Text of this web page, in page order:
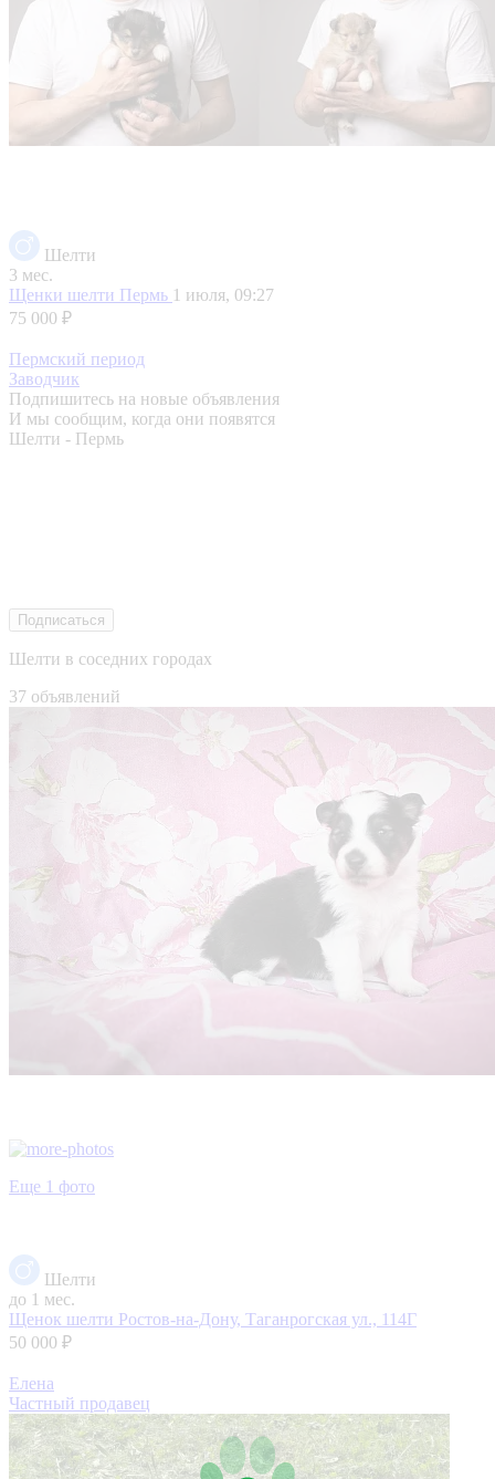
Шелти
3 мес.
Щенки шелти Пермь 1 июля, 09:27
75 000 ₽
Пермский период
Заводчик
Подпишитесь на новые объявления
И мы сообщим, когда они появятся
Шелти - Пермь
Подписаться
Шелти в соседних городах
37 объявлений
Еще 1 фото
Шелти
до 1 мес.
Щенок шелти Ростов-на-Дону, Таганрогская ул., 114Г
50 000 ₽
Елена
Частный продавец